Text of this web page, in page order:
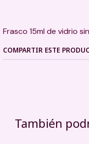
Frasco 15ml de vidrio
COMPARTIR ESTE
También